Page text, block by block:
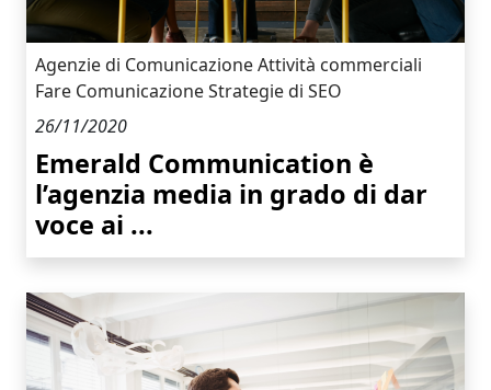
Agenzie di ComunicazioneAttività commerciali
Fare ComunicazioneStrategie di SEO
26/11/2020
Emerald Communication è
l’agenzia media in grado di dar
voce ai ...